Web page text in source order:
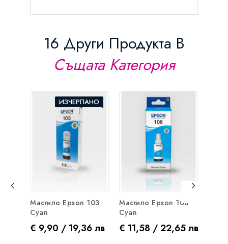
16 Други Продукта В
Същата Категория
ИЗЧЕРПАНО
Мастило Epson 103
Cyan
Цена
€ 9,90 / 19,36 лв
Мастило Epson 108
Cyan
Цена
€ 11,58 / 22,65 лв